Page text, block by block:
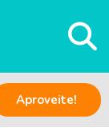
Aproveite!